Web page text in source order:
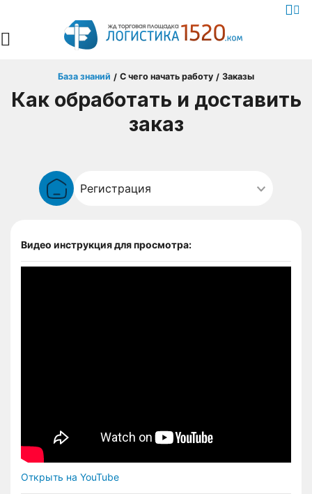
База знаний / С чего начать работу / Заказы
Как обработать и доставить
заказ
Видео инструкция для просмотра:
Открыть на YouTube